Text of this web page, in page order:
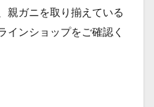
親ガニを取り揃えている
インショップをご確認く